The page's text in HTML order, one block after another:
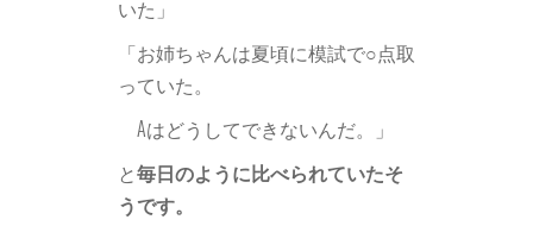
いた」
「お姉ちゃんは夏頃に模試で○点取
っていた。
Aはどうしてできないんだ。」
と毎日のように比べられていたそ
うです。